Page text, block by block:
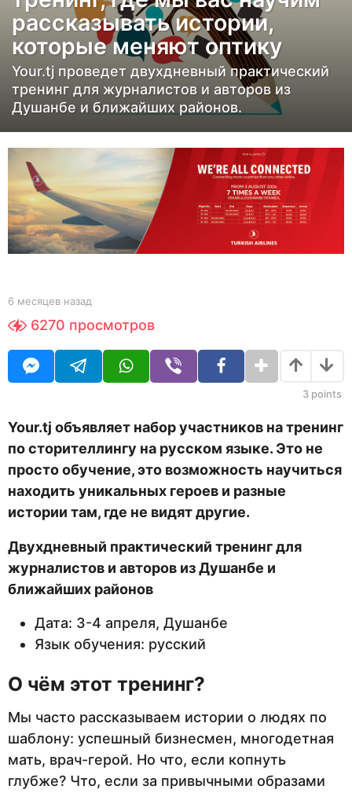
ц
е
в
н
а
а
6
м
е
с
ц
е
а
а
д
рассказывать истории,
которые меняют оптику
Your.tj проведет двухдневный практический
тренинг для журналистов и авторов из
Душанбе и ближайших районов.
b
Y
O
R
6 месяцев назад
е
а
з
а
6270 просмотров
3 points
Your.tj объявляет набор участников на тренинг
по сторителлингу на русском языке. Это не
просто обучение, это возможность научиться
находить уникальных героев и разные
истории там, где не видят другие.
Двухдневный практический тренинг для
журналистов и авторов из Душанбе и
ближайших районов
Дата: 3-4 апреля, Душанбе
Язык обучения: русский
О чём этот тренинг?
Мы часто рассказываем истории о людях по
шаблону: успешный бизнесмен, многодетная
мать, врач-герой. Но что, если копнуть
глубже? Что, если за привычными образами